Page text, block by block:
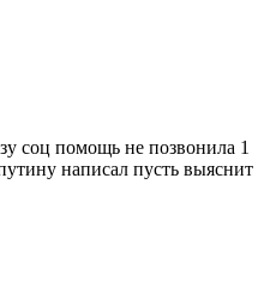
соц помощь не позвонила 1
написал пусть выяснит